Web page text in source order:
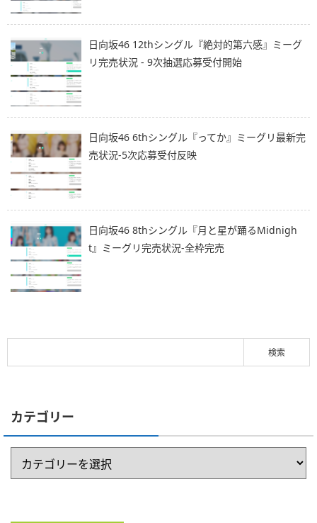
日向坂46 12thシングル『絶対的第六感』ミーグ
リ完売状況 - 9次抽選応募受付開始
日向坂46 6thシングル『ってか』ミーグリ最新完
売状況-5次応募受付反映
日向坂46 8thシングル『月と星が踊るMidnigh
t』ミーグリ完売状況-全枠完売
カテゴリー